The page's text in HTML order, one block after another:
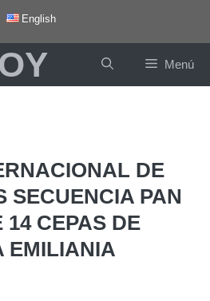
English
Menú
DE
SECUENCIA PAN
14 CEPAS DE
EMILIANIA